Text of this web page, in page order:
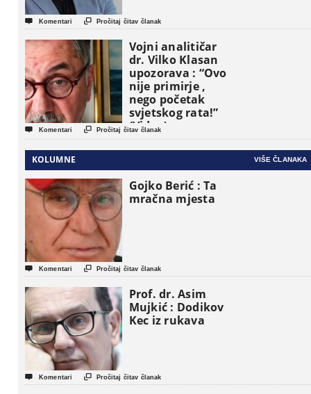
 Komentari  Pročitaj čitav članak
Vojni analitičar
dr. Vilko Klasan
upozorava : “Ovo
nije primirje ,
nego početak
svjetskog rata!”
(Video)
 Komentari  Pročitaj čitav članak
KOLUMNE VIŠE ČLANAKA
Gojko Berić : Ta
mračna mjesta
 Komentari  Pročitaj čitav članak
Prof. dr. Asim
Mujkić : Dodikov
Kec iz rukava
 Komentari  Pročitaj čitav članak